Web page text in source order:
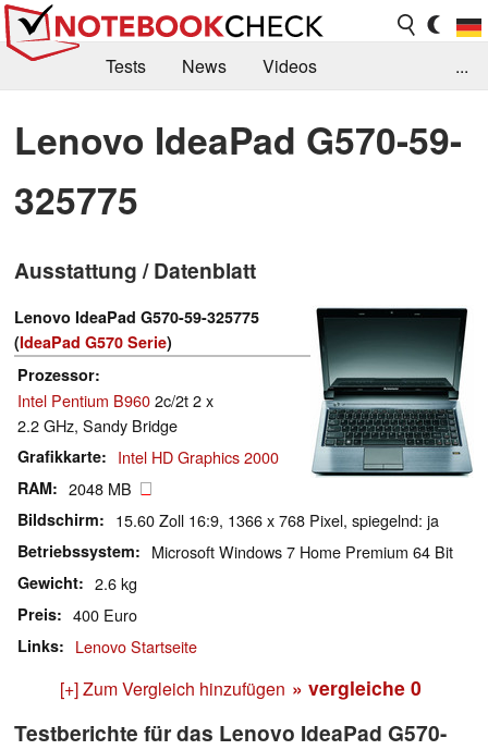
Tests News
Videos
Kaufberatung
Deals Suche
Jobs
Forum
...
Lenovo IdeaPad G570-59-
325775
Ausstattung / Datenblatt
Lenovo IdeaPad G570-59-325775
(IdeaPad G570 Serie)
Prozessor
Intel Pentium B9602c/2t 2 x
2.2 GHz, Sandy Bridge
Grafikkarte Intel HD Graphics 2000
RAM 2048 MB
Bildschirm 15.60 Zoll 16:9, 1366 x 768 Pixel, spiegelnd: ja
Betriebssystem Microsoft Windows 7 Home Premium 64 Bit
Gewicht 2.6 kg
Preis 400 Euro
Links Lenovo Startseite
[+] Zum Vergleich hinzufügen » vergleiche 0
Testberichte für das Lenovo IdeaPad G570-